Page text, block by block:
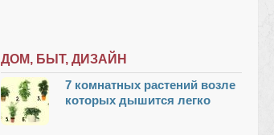
ДОМ, БЫТ, ДИЗАЙН
7 комнатных растений возле
которых дышится легко